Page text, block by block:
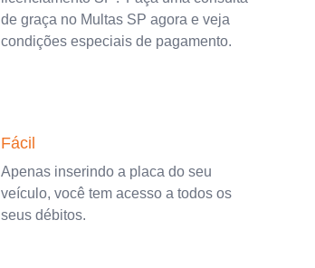
de graça no Multas SP agora e veja
condições especiais de pagamento.
Fácil
Apenas inserindo a placa do seu
veículo, você tem acesso a todos os
seus débitos.